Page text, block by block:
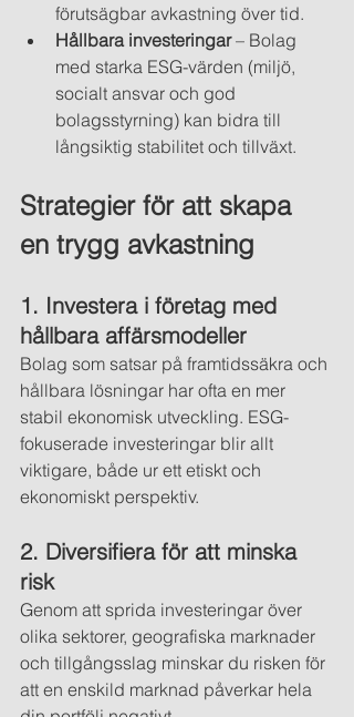
förutsägbar avkastning över tid.
Hållbara investeringar – Bolag
med starka ESG-värden (miljö,
socialt ansvar och god
bolagsstyrning) kan bidra till
långsiktig stabilitet och tillväxt.
Strategier för att skapa
en trygg avkastning
1. Investera i företag med
hållbara affärsmodeller
Bolag som satsar på framtidssäkra och
hållbara lösningar har ofta en mer
stabil ekonomisk utveckling. ESG-
fokuserade investeringar blir allt
viktigare, både ur ett etiskt och
ekonomiskt perspektiv.
2. Diversifiera för att minska
risk
Genom att sprida investeringar över
olika sektorer, geografiska marknader
och tillgångsslag minskar du risken för
att en enskild marknad påverkar hela